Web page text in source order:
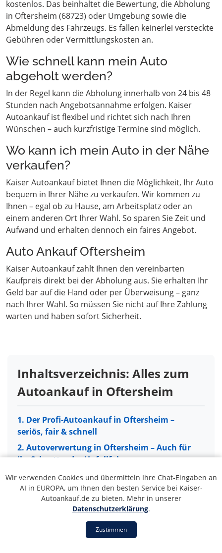
kostenlos. Das beinhaltet die Bewertung, die Abholung
in Oftersheim (68723) oder Umgebung sowie die
Abmeldung des Fahrzeugs. Es fallen keinerlei versteckte
Gebühren oder Vermittlungskosten an.
Wie schnell kann mein Auto
abgeholt werden?
In der Regel kann die Abholung innerhalb von 24 bis 48
Stunden nach Angebotsannahme erfolgen. Kaiser
Autoankauf ist flexibel und richtet sich nach Ihren
Wünschen – auch kurzfristige Termine sind möglich.
Wo kann ich mein Auto in der Nähe
verkaufen?
Kaiser Autoankauf bietet Ihnen die Möglichkeit, Ihr Auto
bequem in Ihrer Nähe zu verkaufen. Wir kommen zu
Ihnen – egal ob zu Hause, am Arbeitsplatz oder an
einem anderen Ort Ihrer Wahl. So sparen Sie Zeit und
Aufwand und erhalten dennoch ein faires Angebot.
Auto Ankauf Oftersheim
Kaiser Autoankauf zahlt Ihnen den vereinbarten
Kaufpreis direkt bei der Abholung aus. Sie erhalten Ihr
Geld bar auf die Hand oder per Überweisung – ganz
nach Ihrer Wahl. So müssen Sie nicht auf Ihre Zahlung
warten und haben sofort Sicherheit.
Inhaltsverzeichnis: Alles zum
Autoankauf in Oftersheim
1. Der Profi-Autoankauf in Oftersheim –
seriös, fair & schnell
2. Autoverwertung in Oftersheim – Auch für
Ihr Schrott- oder Unfallfahrzeug
3. So einfach läuft der Autoankauf in
Oftersheim ab
4. Unser Servicegebiet: Autoankauf in ganz
Oftersheim und Umgebung
5. 5 Gründe für unseren Autoankauf-Service
Wir verwenden Cookies und übermitteln Ihre Chat-Eingaben an
AI in EUROPA, um Ihnen den besten Service bei Kaiser-
Autoankauf.de zu bieten. Mehr in unserer
Datenschutzerklärung.
Zustimmen